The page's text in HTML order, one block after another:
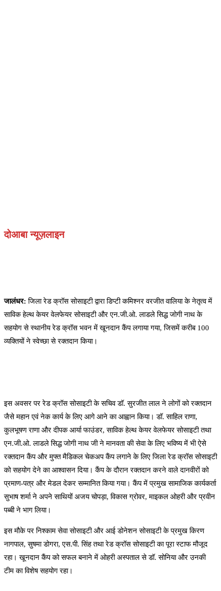
दोआबा न्यूज़लाइन
जालंधर:जिला रेड क्रॉस सोसाइटी द्वारा डिप्टी कमिश्नर वरजीत वालिया के नेतृत्व में
साविक हेल्थ केयर वेलफेयर सोसाइटी और एन.जी.ओ. लाडले सिद्ध जोगी नाथ के
सहयोग से स्थानीय रेड क्रॉस भवन में खूनदान कैंप लगाया गया, जिसमें करीब 100
व्यक्तियों ने स्वेच्छा से रक्तदान किया।
इस अवसर पर रेड क्रॉस सोसाइटी के सचिव डॉ. सुरजीत लाल ने लोगों को रक्तदान
जैसे महान एवं नेक कार्य के लिए आगे आने का आह्वान किया। डॉ. साहिल राणा,
कुलभूषण राणा और दीपक आर्या फाउंडर, साविक हेल्थ केयर वेलफेयर सोसाइटी तथा
एन.जी.ओ. लाडले सिद्ध जोगी नाथ जी ने मानवता की सेवा के लिए भविष्य में भी ऐसे
रक्तदान कैंप और मुफ्त मैडिकल चेकअप कैंप लगाने के लिए जिला रेड क्रॉस सोसाइटी
को सहयोग देने का आश्वासन दिया। कैंप के दौरान रक्तदान करने वाले दानवीरों को
प्रमाण-पत्र और मेडल देकर सम्मानित किया गया। कैंप में प्रमुख सामाजिक कार्यकर्ता
सुभाष शर्मा ने अपने साथियों अजय चोपड़ा, विकास ग्रोवर, माइकल ओहरी और प्रवीन
पब्बी ने भाग लिया।
इस मौके पर निश्काम सेवा सोसाइटी और आई डोनेशन सोसाइटी के प्रमुख किरण
नागपाल, सुषमा डोगरा, एस.पी. सिंह तथा रेड क्रॉस सोसाइटी का पूरा स्टाफ मौजूद
रहा। खूनदान कैंप को सफल बनाने में ओहरी अस्पताल से डॉ. सोनिया और उनकी
टीम का विशेष सहयोग रहा।